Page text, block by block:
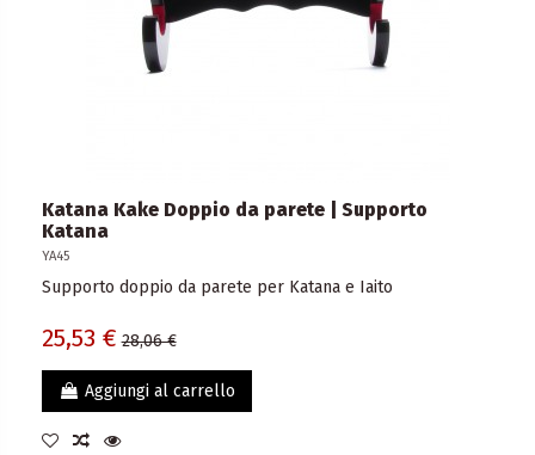
Katana Kake Doppio da parete | Supporto
Katana
YA45
Supporto doppio da parete per Katana e Iaito
25,53 € 28,06 €
Aggiungi al carrello